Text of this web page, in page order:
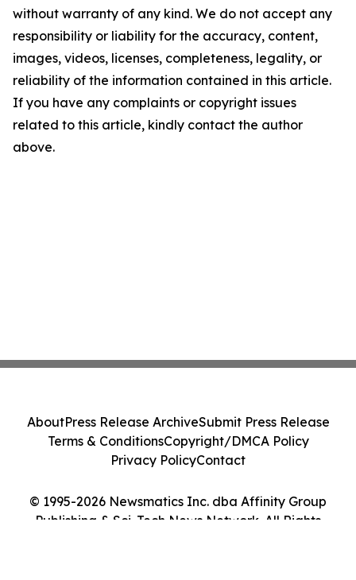
without warranty of any kind. We do not accept any
responsibility or liability for the accuracy, content,
images, videos, licenses, completeness, legality, or
reliability of the information contained in this article.
If you have any complaints or copyright issues
related to this article, kindly contact the author
above.
© 1995-2026 Newsmatics Inc. dba Affinity Group
Publishing & Sci-Tech News Network. All Rights
AboutPress Release ArchiveSubmit Press Release
Terms & ConditionsCopyright/DMCA Policy
Privacy PolicyContact